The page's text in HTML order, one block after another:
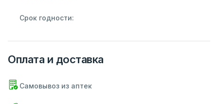
Срок годности:
Оплата и доставка
Самовывоз из аптек